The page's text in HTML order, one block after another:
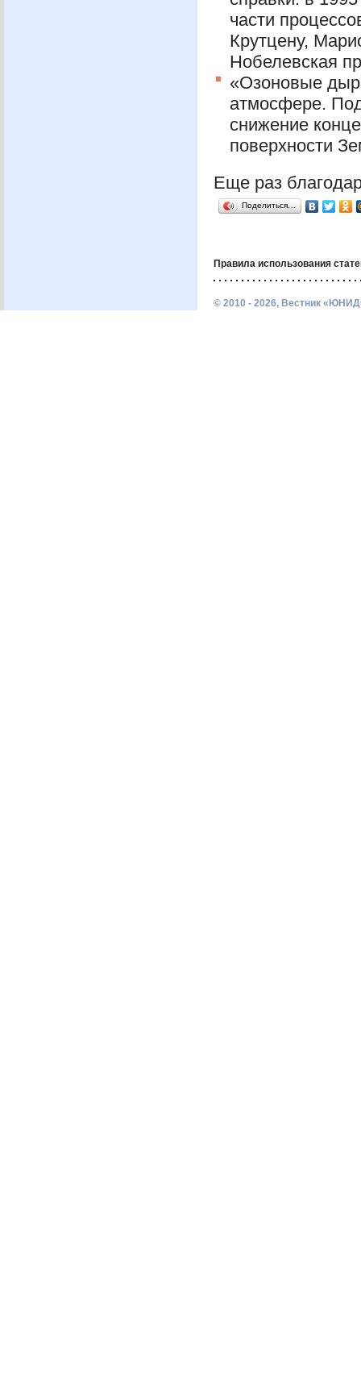
части
Крутцену,
Нобелевская
«Озоновые
атмосфере.
снижение
поверхности
Еще раз
Поделиться…
Правила использования
© 2010 - 2026, Вестник